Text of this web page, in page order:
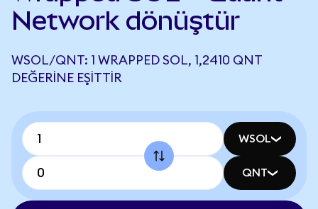
Network dönüştür
WSOL/QNT: 1 WRAPPED SOL, 1,2410 QNT
DEĞERINE EŞITTIR
WSOL
QNT